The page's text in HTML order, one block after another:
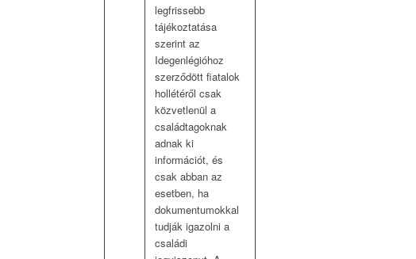
legfrissebb
tájékoztatása
szerint az
Idegenlégióhoz
szerződött fiatalok
hollétéről csak
közvetlenül a
családtagoknak
adnak ki
információt, és
csak abban az
esetben, ha
dokumentumokkal
tudják igazolni a
családi